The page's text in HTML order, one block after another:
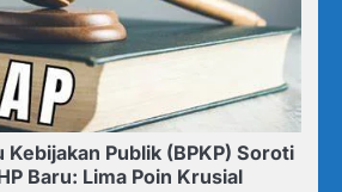
Kebijakan Publik (BPKP) Soroti
Baru: Lima Poin Krusial